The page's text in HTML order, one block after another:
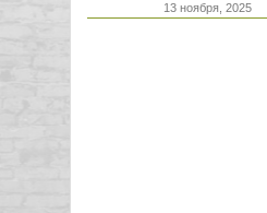
13 ноября, 2025